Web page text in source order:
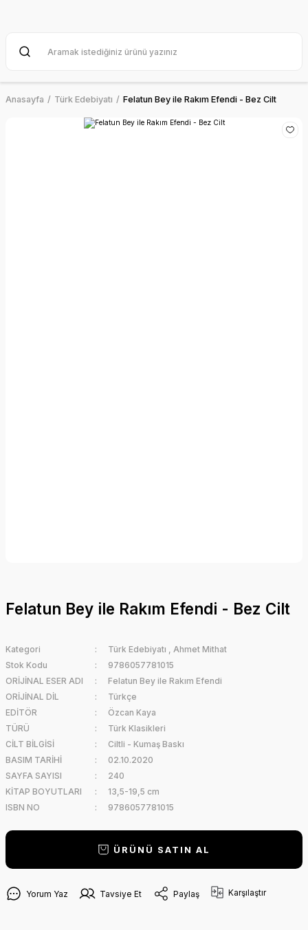
Anasayfa Türk Edebiyatı Felatun Bey ile Rakım Efendi - Bez Cilt
Felatun Bey ile Rakım Efendi - Bez Cilt
Kategori Türk Edebiyatı , Ahmet Mithat
Stok Kodu
9786057781015
ORİJİNAL ESER ADI
Felatun Bey ile Rakım Efendi
ORİJİNAL DİL
Türkçe
EDİTÖR
Özcan Kaya
TÜRÜ
Türk Klasikleri
CİLT BİLGİSİ
Ciltli - Kumaş Baskı
BASIM TARİHİ
02.10.2020
SAYFA SAYISI
240
KİTAP BOYUTLARI
13,5-19,5 cm
ISBN NO
9786057781015
ÜRÜNÜ SATIN AL
Yorum Yaz Tavsiye Et Paylaş Karşılaştır